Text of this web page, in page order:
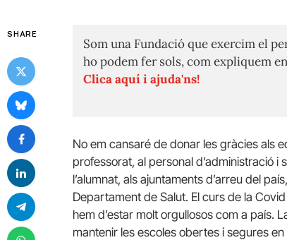
SHARE
Som una Fundació que exercim el
ho podem fer sols, com expliquem en
Clica aquí i ajuda'ns!
No em cansaré de donar les gràcies als
professorat, al personal d’administració i
l’alumnat, als ajuntaments d’arreu del
Departament de Salut. El curs de la
hem d’estar molt orgullosos com a país.
mantenir les escoles obertes i segures